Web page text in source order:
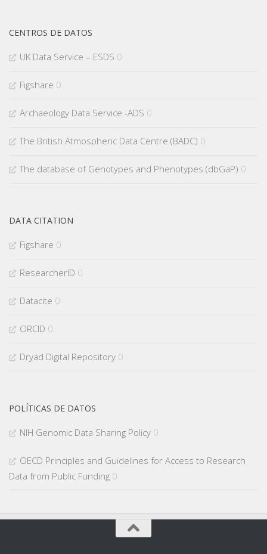
CENTROS DE DATOS
UK Data Service – ESDS 0
Figshare 0
Archaeology Data Service -ADS 0
The British Atmospheric Data Centre (BADC) 0
The database of Genotypes and Phenotypes (dbGaP) 0
DATA CITATION
Figshare 0
ResearcherID 0
Datacite 0
ORCID 0
Dryad Digital Repository 0
POLÍTICAS DE DATOS
NIH Genomic Data Sharing Policy 0
OECD Principles and Guidelines for Access to Research
Data from Public Funding 0